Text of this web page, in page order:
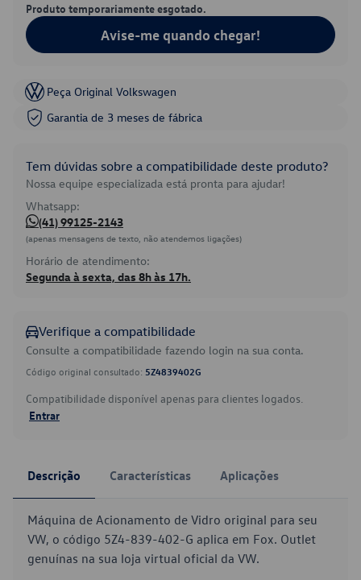
Produto temporariamente esgotado.
Avise-me quando chegar!
Peça Original Volkswagen
Garantia de 3 meses de fábrica
Tem dúvidas sobre a compatibilidade deste produto?
Nossa equipe especializada está pronta para ajudar!
Whatsapp:
(41) 99125-2143
(apenas mensagens de texto, não atendemos ligações)
Horário de atendimento:
Segunda à sexta, das 8h às 17h.
Verifique a compatibilidade
Consulte a compatibilidade fazendo login na sua conta.
Código original consultado: 5Z4839402G
Compatibilidade disponível apenas para clientes logados.
Entrar
Descrição Características Aplicações
Máquina de Acionamento de Vidro original para seu
VW, o código 5Z4-839-402-G aplica em Fox. Outlet
genuínas na sua loja virtual oficial da VW.